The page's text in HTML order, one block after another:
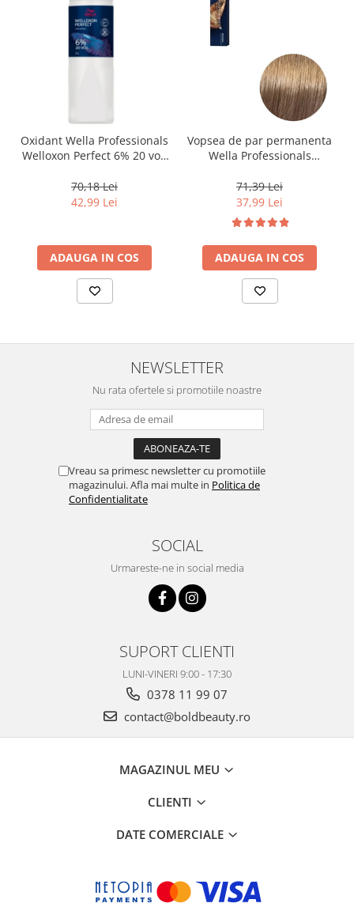
Oxidant Wella Professionals
Welloxon Perfect 6% 20 vol,
70,18 Lei
42,99 Lei
ADAUGA IN COS
Vopsea de par permanenta
Wella Professionals
Blond Deschis Natural, 60
ml
71,39 Lei
37,99 Lei
ADAUGA IN COS
NEWSLETTER
Nu rata ofertele si promotiile noastre
Vreau sa primesc newsletter cu promotiile
magazinului. Afla mai multe in Politica de
Confidentialitate
SOCIAL
Urmareste-ne in social media
SUPORT CLIENTI
LUNI-VINERI 9:00 - 17:30
0378 11 99 07
contact@boldbeauty.ro
MAGAZINUL MEU
CLIENTI
DATE COMERCIALE